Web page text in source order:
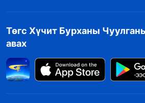
Төгс Хүчит Бурханы
авах